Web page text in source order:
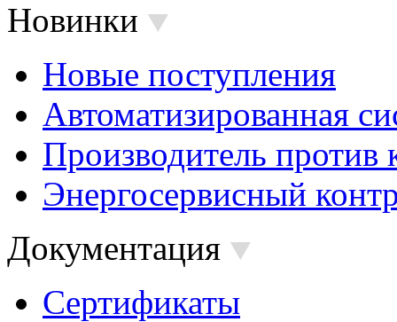
Новинки
Новые поступления
Автоматизированная
Производитель против
Энергосервисный
Документация
Сертификаты